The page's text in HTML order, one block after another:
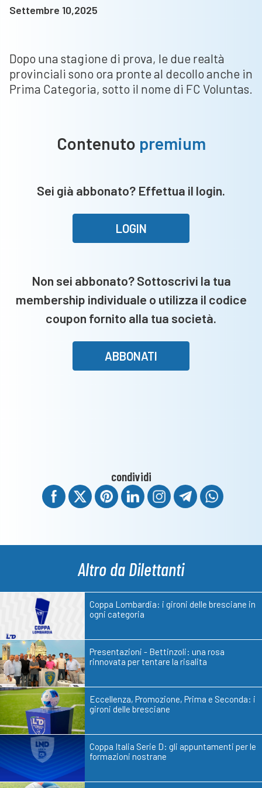
Settembre 10,2025
Dopo una stagione di prova, le due realtà
provinciali sono ora pronte al decollo anche in
Prima Categoria, sotto il nome di FC Voluntas.
Contenuto premium
Sei già abbonato? Effettua il login.
LOGIN
Non sei abbonato? Sottoscrivi la tua
membership individuale o utilizza il codice
coupon fornito alla tua società.
ABBONATI
condividi
Altro da Dilettanti
Coppa Lombardia: i gironi delle bresciane in
ogni categoria
Presentazioni - Bettinzoli: una rosa
rinnovata per tentare la risalita
Eccellenza, Promozione, Prima e Seconda: i
gironi delle bresciane
Coppa Italia Serie D: gli appuntamenti per le
formazioni nostrane